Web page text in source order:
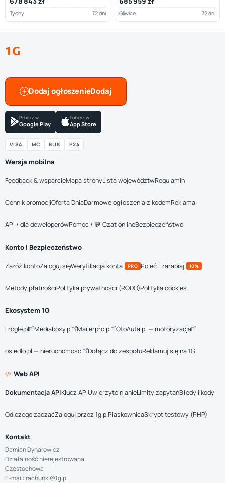
Tychy 72 dni Gliwice 72 dni
1G
Dodaj ogłoszenie
Pobierz w
Google Play
Pobierz w
App Store
VISA MC BLIK P24
Wersja mobilna
Feedback & wsparcieMapa stronyLista województwRegulamin
Cennik promocjiOferta DniaDarmowe ogłoszenia z kodemReklama
API / dla deweloperówPomoc / 💬 Czat onlineBezpieczeństwo
Konto i Bezpieczeństwo
Załóż kontoZaloguj sięWeryfikacja konta PRO Poleć i zarabiaj 10%
Metody płatnościPolityka prywatności (RODO)Polityka cookies
Ekosystem 1G
Frogle.pl Mediaboxy.pl Mailerpro.pl OtoAuta.pl — motoryzacja
osiedlo.pl — nieruchomości Dołącz do zespołuReklamuj się na 1G
Web API
Dokumentacja APIKlucz APIUwierzytelnianieLimity zapytańBłędy i kody
Od czego zacząćZaloguj przez 1g.plPiaskownicaSkrypt testowy (PHP)
Kontakt
Damian Dynarowicz
Działalność nierejestrowana
Częstochowa
E-mail: rachunki@1g.pl